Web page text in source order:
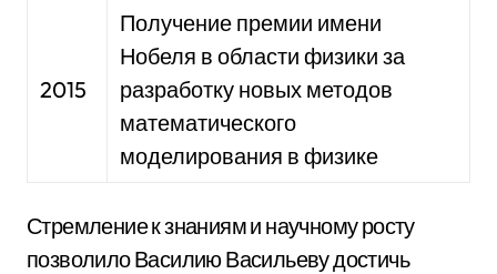
2015
Получение премии имени
Нобеля в области физики за
разработку новых методов
математического
моделирования в физике
Стремление к знаниям и научному росту
позволило Василию Васильеву достичь